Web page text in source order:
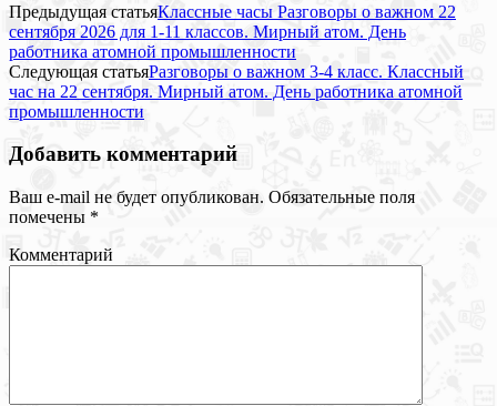
Предыдущая статьяКлассные часы Разговоры о важном 22
сентября 2026 для 1-11 классов. Мирный атом. День
работника атомной промышленности
Следующая статьяРазговоры о важном 3-4 класс. Классный
час на 22 сентября. Мирный атом. День работника атомной
промышленности
Добавить комментарий
Ваш e-mail не будет опубликован. Обязательные поля
помечены *
Комментарий